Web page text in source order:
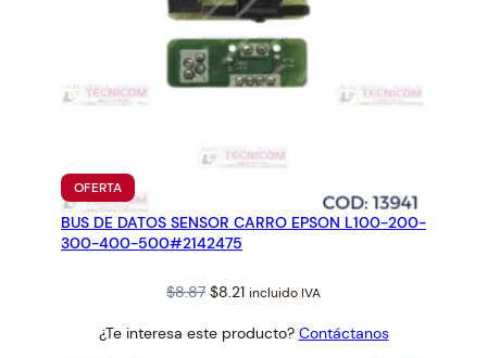
OFERTAPRODUCTO
EN
OFERTA
BUS DE DATOS SENSOR CARRO EPSON L100-200-
300-400-500#2142475
$8.87 Original
was:
$8.21Current
is:
incluido IVA
¿Te interesa este producto? Contáctanos